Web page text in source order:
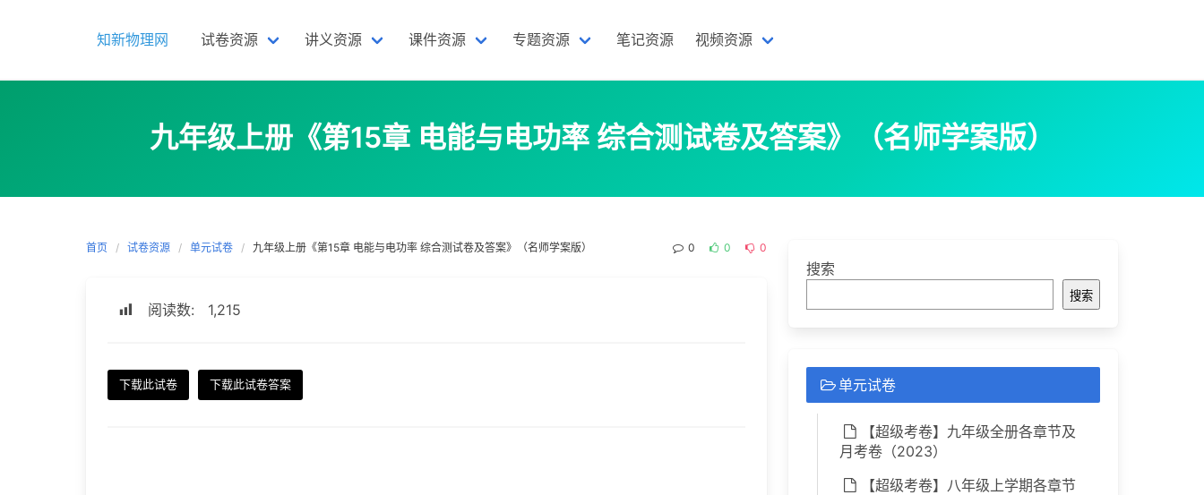
知新物理网 试卷资源 讲义资源 课件资源 专题资源 笔记资源 视频资源
九年级上册《第15章 电能与电功率 综合测试卷及答案》（名师学案版）
首页 试卷资源 单元试卷 九年级上册《第15章 电能与电功率 综合测试卷及答案》（名师学案版） 0 0 0
阅读数: 1,215
下载此试卷 下载此试卷答案
搜索
搜索
单元试卷
【超级考卷】九年级全册各章节及
月考卷（2023）
【超级考卷】八年级上学期各章节